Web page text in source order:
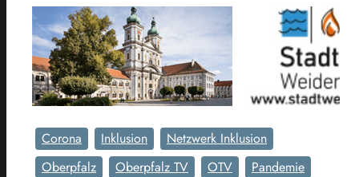
Corona Inklusion
Netzwerk Inklusion
Oberpfalz
Oberpfalz TV OTV
Pandemie